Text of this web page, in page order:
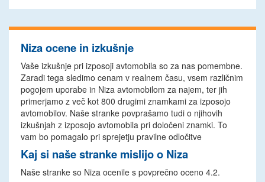
Niza ocene in izkušnje
Vaše izkušnje pri izposoji avtomobila so za nas pomembne.
Zaradi tega sledimo cenam v realnem času, vsem različnim
pogojem uporabe in Niza avtomobilom za najem, ter jih
primerjamo z več kot 800 drugimi znamkami za izposojo
avtomobilov. Naše stranke povprašamo tudi o njihovih
izkušnjah z izposojo avtomobila pri določeni znamki. To
vam bo pomagalo pri sprejetju pravilne odločitve
Kaj si naše stranke mislijo o Niza
Naše stranke so Niza ocenile s povprečno oceno 4.2.